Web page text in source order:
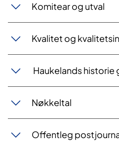
Komitear og utval
Kvalitet og
Haukelands historie
Nøkkeltal
Offentleg